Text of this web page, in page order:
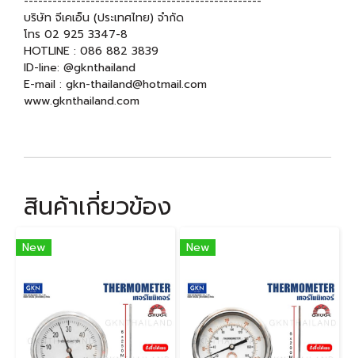
บริษัท จีเคเอ็น (ประเทศไทย) จำกัด
โทร 02 925 3347-8
HOTLINE : 086 882 3839
ID-line: @gknthailand
E-mail : gkn-thailand@hotmail.com
www.gknthailand.com
สินค้าเกี่ยวข้อง
New New